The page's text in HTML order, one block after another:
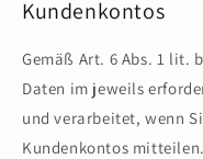
Kundenkontos
Gemäß Art. 6 Abs. 1 lit.
Daten im jeweils
und verarbeitet, wenn
Kundenkontos